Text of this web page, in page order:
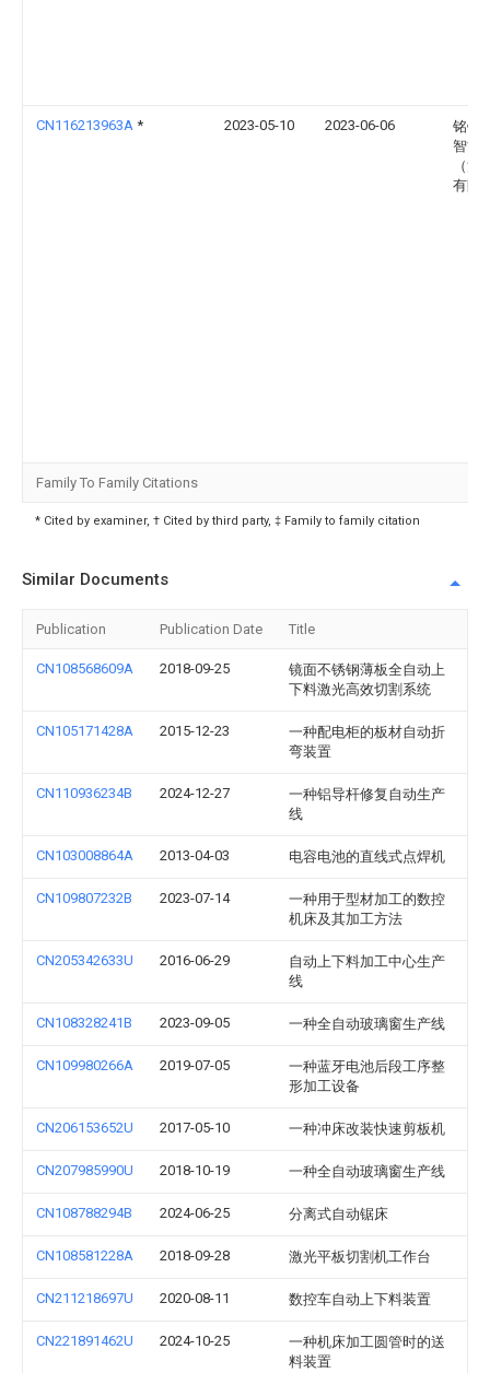
CN116213963A * 2023-05-10 2023-06-06
铭镭
智能
（河
有限
Family To Family Citations
* Cited by examiner, † Cited by third party, ‡ Family to family citation
Similar Documents
Publication Publication Date Title
CN108568609A 2018-09-25
镜面不锈钢薄板全自动上
下料激光高效切割系统
CN105171428A 2015-12-23
一种配电柜的板材自动折
弯装置
CN110936234B 2024-12-27
一种铝导杆修复自动生产
线
CN103008864A 2013-04-03 电容电池的直线式点焊机
CN109807232B 2023-07-14
一种用于型材加工的数控
机床及其加工方法
CN205342633U 2016-06-29
自动上下料加工中心生产
线
CN108328241B 2023-09-05 一种全自动玻璃窗生产线
CN109980266A 2019-07-05
一种蓝牙电池后段工序整
形加工设备
CN206153652U 2017-05-10 一种冲床改装快速剪板机
CN207985990U 2018-10-19 一种全自动玻璃窗生产线
CN108788294B 2024-06-25 分离式自动锯床
CN108581228A 2018-09-28 激光平板切割机工作台
CN211218697U 2020-08-11 数控车自动上下料装置
CN221891462U 2024-10-25
一种机床加工圆管时的送
料装置